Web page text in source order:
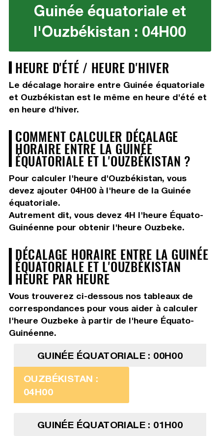
Guinée équatoriale et
l'Ouzbékistan : 04H00
HEURE D'ÉTÉ / HEURE D'HIVER
Le décalage horaire entre Guinée équatoriale
et Ouzbékistan est le même en heure d'été et
en heure d'hiver.
COMMENT CALCULER DÉCALAGE
HORAIRE ENTRE LA GUINÉE
ÉQUATORIALE ET L'OUZBÉKISTAN ?
Pour calculer l'heure d'Ouzbékistan, vous
devez ajouter 04H00à l'heure de la Guinée
équatoriale.
Autrement dit, vous devez 4H l'heure Équato-
Guinéenne pour obtenir l'heure Ouzbeke.
DÉCALAGE HORAIRE ENTRE LA GUINÉE
ÉQUATORIALE ET L'OUZBÉKISTAN
HEURE PAR HEURE
Vous trouverez ci-dessous nos tableaux de
correspondances pour vous aider à calculer
l'heure Ouzbeke à partir de l'heure Équato-
Guinéenne.
GUINÉE ÉQUATORIALE : 00H00
OUZBÉKISTAN :
04H00
GUINÉE ÉQUATORIALE : 01H00